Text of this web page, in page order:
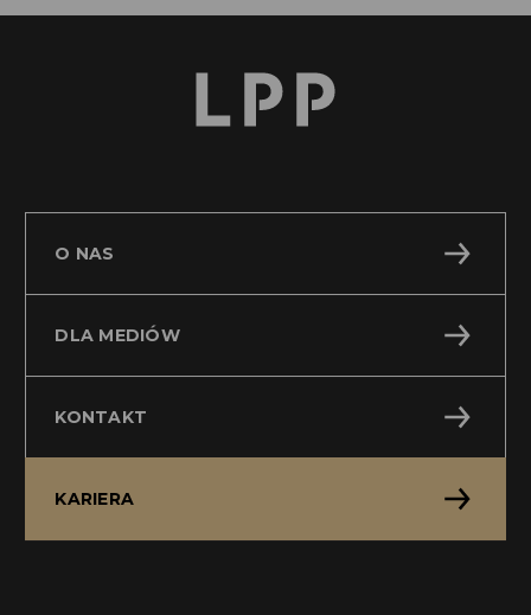
O NAS
DLA MEDIÓW
KONTAKT
KARIERA